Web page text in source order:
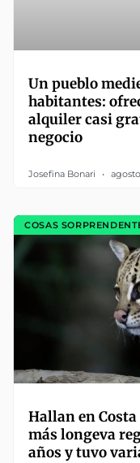
Un pueblo
habitantes:
alquiler casi
negocio
Josefina Bonari
COSAS
Hallan en
más longeva
años y tuvo